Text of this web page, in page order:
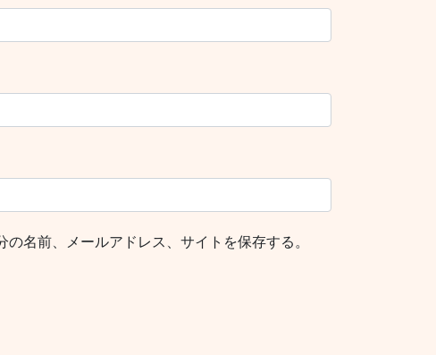
名前、メールアドレス、サイトを保存する。